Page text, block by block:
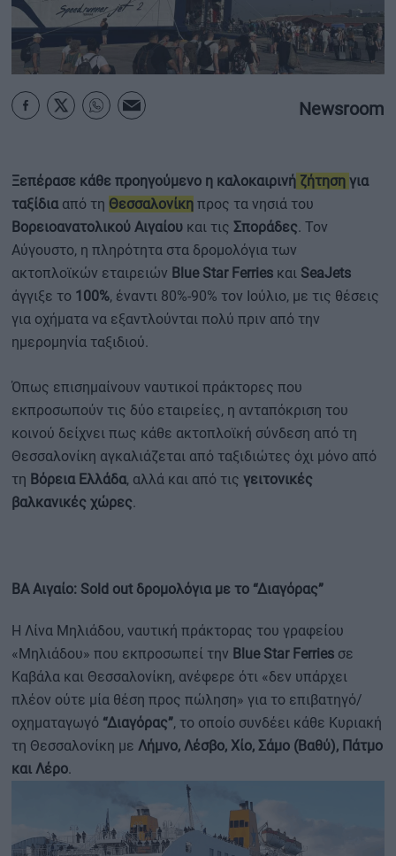
MY PROPERTY
ΚΑΡΑΜΠΟΛΕΣ
ΟΡΟΙ ΧΡΗΣΗΣ
ΕΠΙΚΟΙΝΩΝΙΑ
ΤΑΥΤΟΤΗΤΑ
Newsroom
Ξεπέρασε κάθε προηγούμενο η καλοκαιρινή ζήτηση για
ταξίδιααπό τη Θεσσαλονίκη προς τα νησιά του
Βορειοανατολικού Αιγαίου και τις Σποράδες. Τον
Αύγουστο, η πληρότητα στα δρομολόγια των
ακτοπλοϊκών εταιρειών Blue Star Ferries και SeaJets
άγγιξε το 100%, έναντι 80%-90% τον Ιούλιο, με τις θέσεις
για οχήματα να εξαντλούνται πολύ πριν από την
ημερομηνία ταξιδιού.
Όπως επισημαίνουν ναυτικοί πράκτορες που
εκπροσωπούν τις δύο εταιρείες, η ανταπόκριση του
κοινού δείχνει πως κάθε ακτοπλοϊκή σύνδεση από τη
Θεσσαλονίκη αγκαλιάζεται από ταξιδιώτες όχι μόνο από
τη Βόρεια Ελλάδα, αλλά και από τις γειτονικές
βαλκανικές χώρες.
ΒΑ Αιγαίο: Sold out δρομολόγια με το “Διαγόρας”
Η Λίνα Μηλιάδου, ναυτική πράκτορας του γραφείου
«Μηλιάδου» που εκπροσωπεί την Blue Star Ferries σε
Καβάλα και Θεσσαλονίκη, ανέφερε ότι «δεν υπάρχει
πλέον ούτε μία θέση προς πώληση» για το επιβατηγό/
οχηματαγωγό “Διαγόρας”, το οποίο συνδέει κάθε Κυριακή
τη Θεσσαλονίκη με Λήμνο, Λέσβο, Χίο, Σάμο (Βαθύ), Πάτμο
και Λέρο.